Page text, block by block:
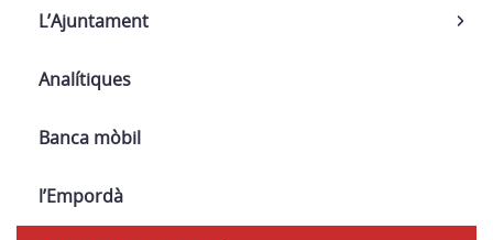
L’Ajuntament
Analítiques
Banca mòbil
l’Empordà